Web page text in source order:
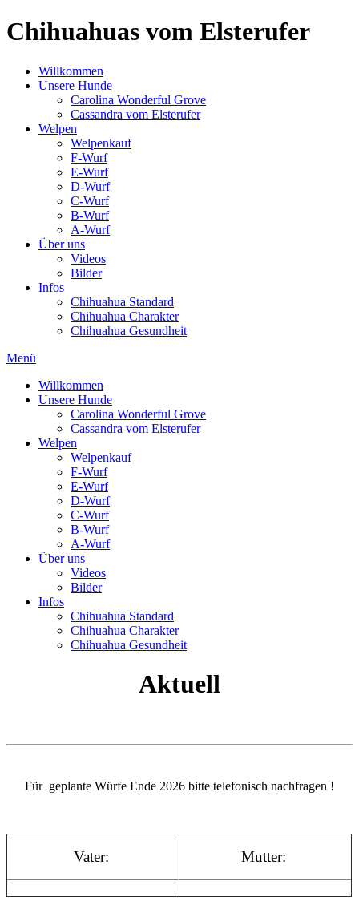
Chihuahuas vom Elsterufer
Willkommen
Unsere Hunde
Carolina Wonderful Grove
Cassandra vom Elsterufer
Welpen
Welpenkauf
F-Wurf
E-Wurf
D-Wurf
C-Wurf
B-Wurf
A-Wurf
Über uns
Videos
Bilder
Infos
Chihuahua Standard
Chihuahua Charakter
Chihuahua Gesundheit
Menü
Willkommen
Unsere Hunde
Carolina Wonderful Grove
Cassandra vom Elsterufer
Welpen
Welpenkauf
F-Wurf
E-Wurf
D-Wurf
C-Wurf
B-Wurf
A-Wurf
Über uns
Videos
Bilder
Infos
Chihuahua Standard
Chihuahua Charakter
Chihuahua Gesundheit
Aktuell
Für geplante Würfe Ende 2026 bitte telefonisch nachfragen !
Vater: Mutter: